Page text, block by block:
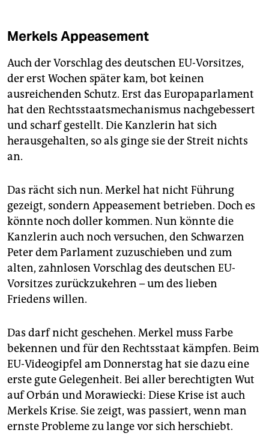
Merkels Appeasement
Auch der Vorschlag des deutschen EU-Vorsitzes,
der erst Wochen später kam, bot keinen
ausreichenden Schutz. Erst das Europaparlament
hat den Rechtsstaatsmechanismus nachgebessert
und scharf gestellt. Die Kanzlerin hat sich
herausgehalten, so als ginge sie der Streit nichts
an.
Das rächt sich nun. Merkel hat nicht Führung
gezeigt, sondern Appeasement betrieben. Doch es
könnte noch doller kommen. Nun könnte die
Kanzlerin auch noch versuchen, den Schwarzen
Peter dem Parlament zuzuschieben und zum
alten, zahnlosen Vorschlag des deutschen EU-
Vorsitzes zurückzukehren – um des lieben
Friedens willen.
Das darf nicht geschehen. Merkel muss Farbe
bekennen und für den Rechtsstaat kämpfen. Beim
EU-Videogipfel am Donnerstag hat sie dazu eine
erste gute Gelegenheit. Bei aller berechtigten Wut
auf Orbán und Morawiecki: Diese Krise ist auch
Merkels Krise. Sie zeigt, was passiert, wenn man
ernste Probleme zu lange vor sich herschiebt.